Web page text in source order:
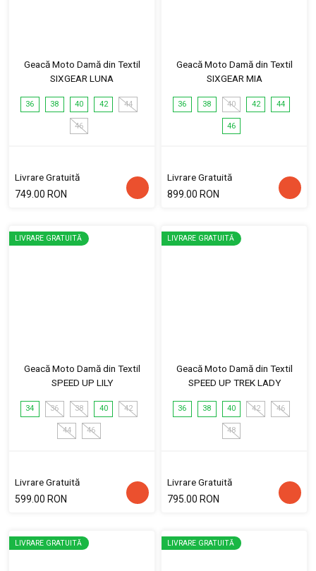
Geacă Moto Damă din Textil
SIXGEAR LUNA
36 38 40 42 44
46
Livrare Gratuită
749.00 RON
Geacă Moto Damă din Textil
SIXGEAR MIA
36 38 40 42 44
46
Livrare Gratuită
899.00 RON
LIVRARE GRATUITĂ
Geacă Moto Damă din Textil
SPEED UP LILY
34 36 38 40 42
44 46
Livrare Gratuită
599.00 RON
LIVRARE GRATUITĂ
Geacă Moto Damă din Textil
SPEED UP TREK LADY
36 38 40 42 46
48
Livrare Gratuită
795.00 RON
LIVRARE GRATUITĂ LIVRARE GRATUITĂ